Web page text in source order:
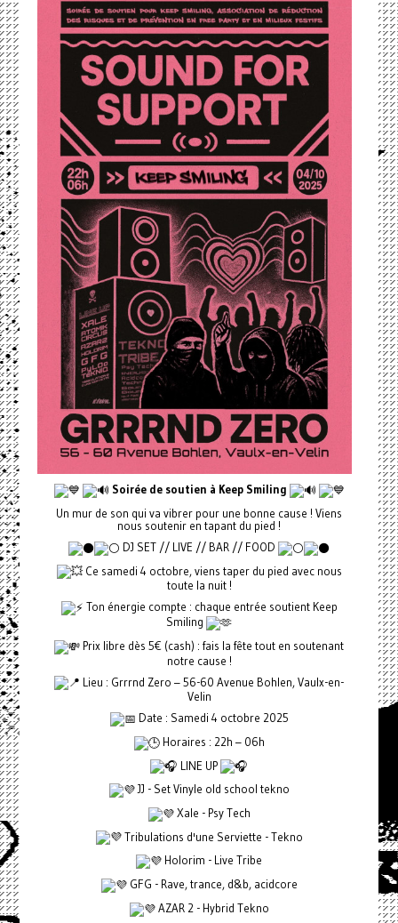
Soirée de soutien à Keep Smiling
Un mur de son qui va vibrer pour une bonne cause ! Viens
nous soutenir en tapant du pied !
DJ SET // LIVE // BAR // FOOD
Ce samedi 4 octobre, viens taper du pied avec nous
toute la nuit !
Ton énergie compte : chaque entrée soutient Keep
Smiling
Prix libre dès 5€ (cash) : fais la fête tout en soutenant
notre cause !
Lieu : Grrrnd Zero – 56-60 Avenue Bohlen, Vaulx-en-
Velin
Date : Samedi 4 octobre 2025
Horaires : 22h – 06h
LINE UP
JJ - Set Vinyle old school tekno
Xale - Psy Tech
Tribulations d'une Serviette - Tekno
Holorim - Live Tribe
GFG - Rave, trance, d&b, acidcore
AZAR 2 - Hybrid Tekno